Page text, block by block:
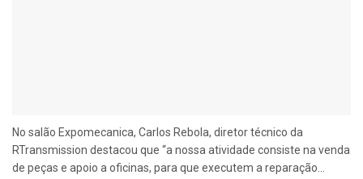
No salão Expomecanica, Carlos Rebola, diretor técnico da
RTransmission destacou que “a nossa atividade consiste na venda
de peças e apoio a oficinas, para que executem a reparação...